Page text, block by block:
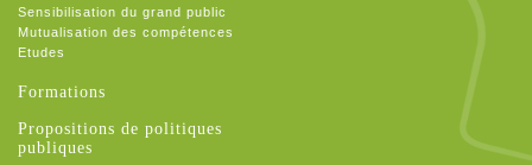
Sensibilisation du grand public
Mutualisation des compétences
Etudes
Formations
Propositions de politiques
publiques